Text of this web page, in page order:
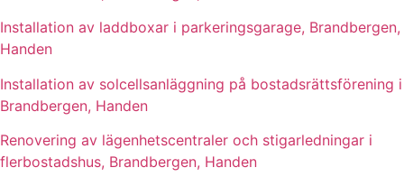
Installation av laddboxar i parkeringsgarage, Brandbergen,
Handen
Installation av solcellsanläggning på bostadsrättsförening i
Brandbergen, Handen
Renovering av lägenhetscentraler och stigarledningar i
flerbostadshus, Brandbergen, Handen